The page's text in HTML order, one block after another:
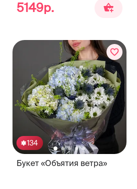
5149р.
134
Букет «Объятия ветра»